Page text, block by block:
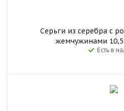
Серьги из серебра с
жемчужинами
Есть в